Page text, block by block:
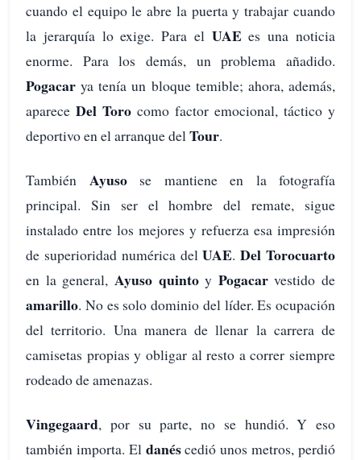
cuando el equipo le abre la puerta y trabajar cuando
la jerarquía lo exige. Para el UAEes una noticia
enorme. Para los demás, un problema añadido.
Pogacar ya tenía un bloque temible; ahora, además,
aparece Del Toro como factor emocional, táctico y
deportivo en el arranque delTour.
También Ayusose mantiene en la fotografía
principal. Sin ser el hombre del remate, sigue
instalado entre los mejores y refuerza esa impresión
de superioridad numérica delUAE.Del Torocuarto
en la general, Ayuso quintoy Pogacarvestido de
amarillo. No es solo dominio del líder. Es ocupación
del territorio. Una manera de llenar la carrera de
camisetas propias y obligar al resto a correr siempre
rodeado de amenazas.
Vingegaard, por su parte, no se hundió. Y eso
también importa. El danéscedió unos metros, perdió